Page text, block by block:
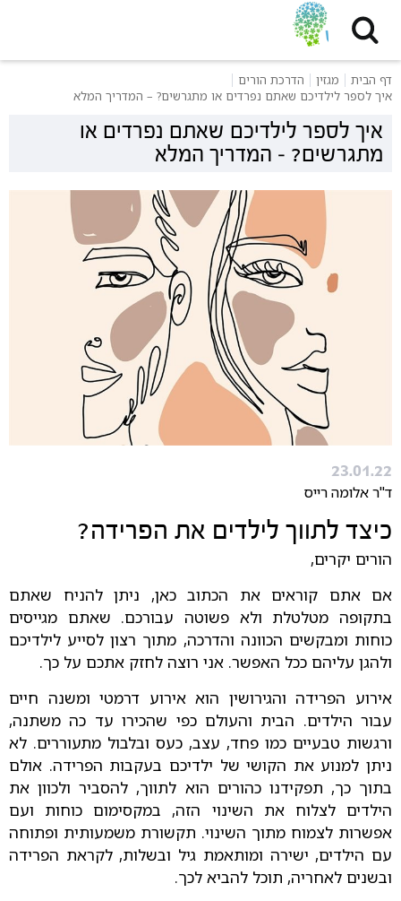
דף הבית מגזין
הדרכת הורים
איך לספר לילדיכם שאתם נפרדים או מתגרשים? – המדריך המלא
איך לספר לילדיכם שאתם נפרדים או
מתגרשים? – המדריך המלא
23.01.22
ד"ר אלומה רייס
כיצד לתווך לילדים את הפרידה?
הורים יקרים,
אם אתם קוראים את הכתוב כאן, ניתן להניח שאתם
בתקופה מטלטלת ולא פשוטה עבורכם. שאתם מגייסים
כוחות ומבקשים הכוונה והדרכה, מתוך רצון לסייע לילדיכם
ולהגן עליהם ככל האפשר. אני רוצה לחזק אתכם על כך.
אירוע הפרידה והגירושין הוא אירוע דרמטי ומשנה חיים
עבור הילדים. הבית והעולם כפי שהכירו עד כה משתנה,
ורגשות טבעיים כמו פחד, עצב, כעס ובלבול מתעוררים. לא
ניתן למנוע את הקושי של ילדיכם בעקבות הפרידה. אולם
בתוך כך, תפקידנו כהורים הוא לתווך, להסביר ולכוון את
הילדים לצלוח את השינוי הזה, במקסימום כוחות ועם
אפשרות לצמוח מתוך השינוי. תקשורת משמעותית ופתוחה
עם הילדים, ישירה ומותאמת גיל ובשלות, לקראת הפרידה
ובשנים לאחריה, תוכל להביא לכך.